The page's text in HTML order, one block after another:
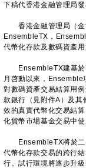
下稿代香港金融管理局發
香港金融管理局（金
EnsembleTX，
代幣化存款及數碼資產
EnsembleTX建基於
月啓動以來，Ensemble
對數碼資產交易結算用
款銀行（見附件A）及其
效的真實代幣化交易結
化貨幣市場基金交易中
EnsembleTX將於二○
代幣化存款交易的跨行
行。試行環境將逐步升